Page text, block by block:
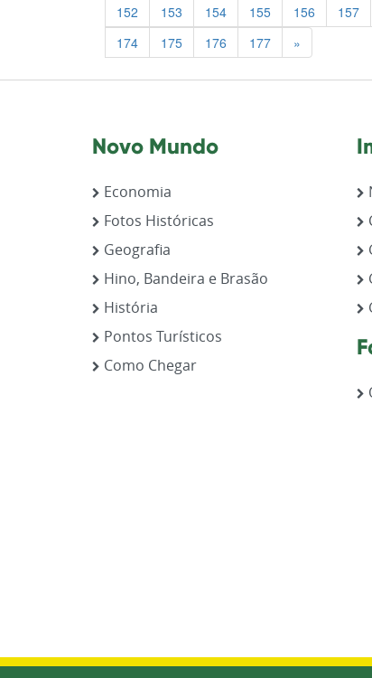
152
153 154 155 156 157
174
175 176 177 »
Novo Mundo
Economia
Fotos Históricas
Geografia
Hino, Bandeira e Brasão
História
Pontos Turísticos
Como Chegar